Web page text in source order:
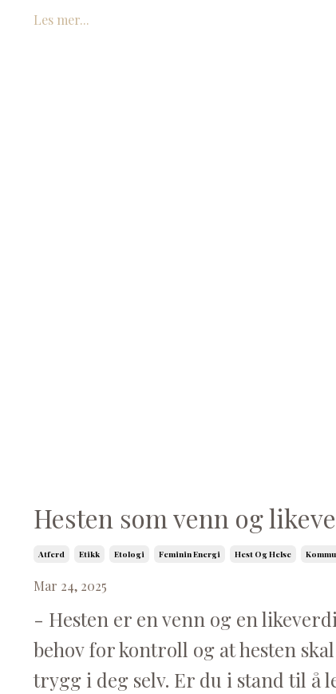
Les mer...
Hesten som venn og
Atferd Etikk Etologi Feminin Energi Hest Og Helse
Mar 24, 2025
- Hesten er en venn og en
behov for kontroll og at hesten
trygg i deg selv. Er du i stand til å